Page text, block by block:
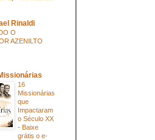
Rinaldi
O
AZENILTO
16
Missionárias
que
Impactaram
o Século XX
- Baixe
grátis o e-